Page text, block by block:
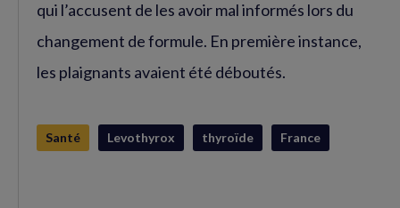
qui l’accusent de les avoir mal informés lors du
changement de formule. En première instance,
les plaignants avaient été déboutés.
Santé Levothyrox thyroïde France